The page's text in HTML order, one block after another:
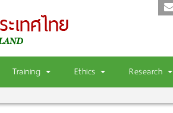
Training Ethics Research